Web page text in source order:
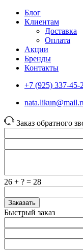
Блог
Клиентам
Доставка
Оплата
Акции
Бренды
Контакты
+7 (925) 337-45-
Заказ обратного
26 + ? = 28
Заказать
Быстрый заказ